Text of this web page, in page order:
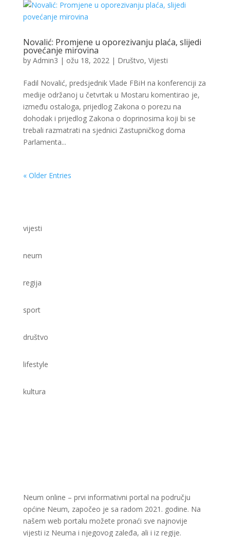
Novalić: Promjene u oporezivanju plaća, slijedi
povećanje mirovina
by Admin3 | ožu 18, 2022| Društvo, Vijesti
Fadil Novalić, predsjednik Vlade FBiH na konferenciji za
medije održanoj u četvrtak u Mostaru komentirao je,
između ostaloga, prijedlog Zakona o porezu na
dohodak i prijedlog Zakona o doprinosima koji bi se
trebali razmatrati na sjednici Zastupničkog doma
Parlamenta...
« Older Entries
vijesti
neum
regija
sport
društvo
lifestyle
kultura
Neum online – prvi informativni portal na području
općine Neum, započeo je sa radom 2021. godine. Na
našem web portalu možete pronaći sve najnovije
vijesti iz Neuma i njegovog zaleđa, ali i iz regije.